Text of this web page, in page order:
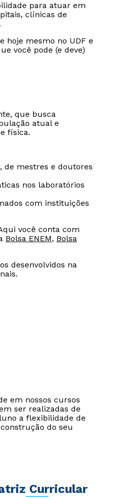
para atuar em
clínicas de
hoje mesmo no UDF e
você pode (e deve)
que busca
atual e
física.
de mestres e doutores
nos laboratórios
com instituições
você conta com
Bolsa ENEM, Bolsa
desenvolvidos na
em nossos cursos
ser realizadas de
a flexibilidade de
do seu
Curricular